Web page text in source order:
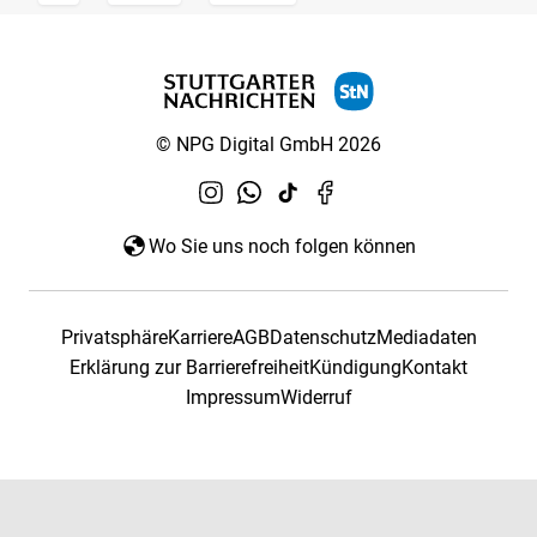
© NPG Digital GmbH 2026
Wo Sie uns noch folgen können
PrivatsphäreKarriereAGBDatenschutzMediadaten
Erklärung zur BarrierefreiheitKündigungKontakt
ImpressumWiderruf